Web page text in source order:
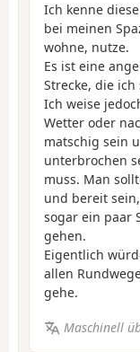
Ich kenne
bei meinen
wohne, nutze.
Es ist eine
Strecke, die
Ich weise
Wetter oder
matschig sein
unterbrochen
muss. Man
und bereit
sogar ein paar
gehen.
Eigentlich
allen
gehe.
Maschinell